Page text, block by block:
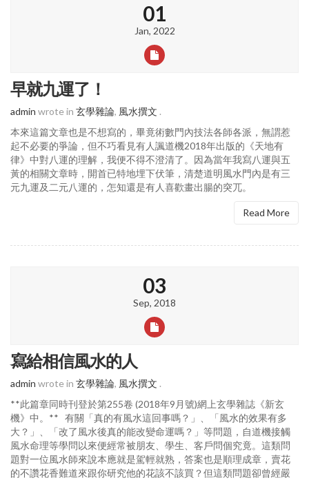
01
Jan, 2022
早就九運了！
admin wrote in 玄學雜論, 風水撰文 .
本來這篇文章也是不想寫的，畢竟術數門內技法各師各派，無謂惹
起不必要的爭論，但不巧看見有人諷道機2018年出版的《天地有
律》中對八運的理解，我便不得不澄清了。因為當年我寫八運與五
黃的相關文章時，開首已特地埋下伏筆，清楚道明風水門內是有三
元九運及二元八運的，怎知還是有人喜歡畫出腸的突兀。
Read More
03
Sep, 2018
寫給相信風水的人
admin wrote in 玄學雜論, 風水撰文 .
**此篇章同時刊登於第255卷 (2018年9月號)網上玄學雜誌《新玄
機》中。** 有關「真的有風水這回事嗎？」、「風水的效果有多
大？」、「改了風水後真的能改變命運嗎？」等問題，自道機接觸
風水命理等學問以來便經常被朋友、學生、客戶問個究竟。這類問
題對一位風水師來說本應就是駕輕就熟，答案也是順理成章，賣花
的不讚花香難道來跟你研究他的花該不該買？但這類問題卻曾經嚴